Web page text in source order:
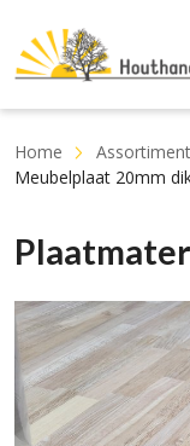
Home Assortiment
Meubelplaat 20mm